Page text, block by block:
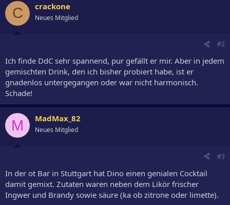
C crackone
Neues Mitglied
#2
Ich finde DdC sehr spannend, pur gefällt er mir. Aber in jedem
gemischten Drink, den ich bisher probiert habe, ist er
gnadenlos untergegangen oder war nicht harmonisch.
Schade!
M MadMax_82
Neues Mitglied
#3
In der ot Bar in Stuttgart hat Dino einen genialen Cocktail
damit gemixt. Zutaten waren neben dem Likör frischer
Ingwer und Brandy sowie säure (ka ob zitrone oder limette).